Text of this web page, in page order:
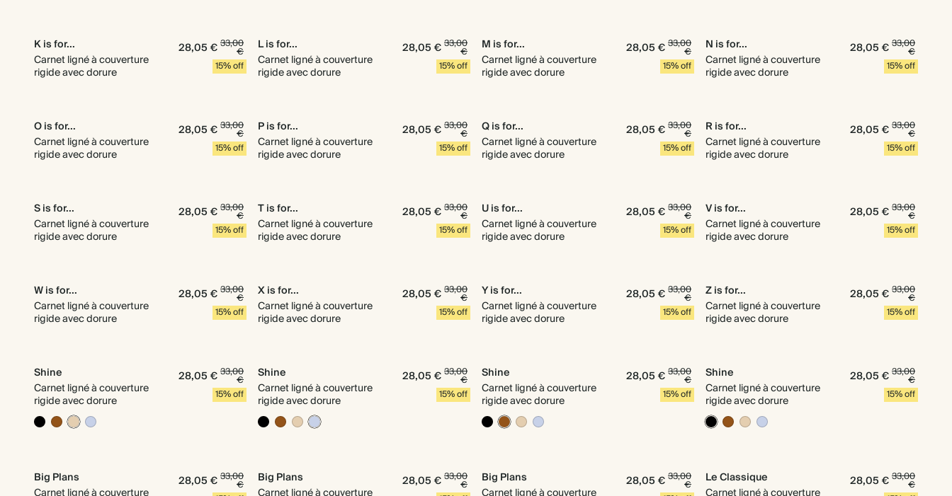
K is for...
Carnet ligné à couverture
rigide avec dorure
28,05 €33,00
€
15% off
L is for...
Carnet ligné à couverture
rigide avec dorure
28,05 €33,00
€
15% off
M is for...
Carnet ligné à couverture
rigide avec dorure
28,05 €33,00
€
15% off
N is for...
Carnet ligné à couverture
rigide avec dorure
28,05 €33,00
€
15% off
O is for...
Carnet ligné à couverture
rigide avec dorure
28,05 €33,00
€
15% off
P is for...
Carnet ligné à couverture
rigide avec dorure
28,05 €33,00
€
15% off
Q is for...
Carnet ligné à couverture
rigide avec dorure
28,05 €33,00
€
15% off
R is for...
Carnet ligné à couverture
rigide avec dorure
28,05 €33,00
€
15% off
S is for...
Carnet ligné à couverture
rigide avec dorure
28,05 €33,00
€
15% off
T is for...
Carnet ligné à couverture
rigide avec dorure
28,05 €33,00
€
15% off
U is for...
Carnet ligné à couverture
rigide avec dorure
28,05 €33,00
€
15% off
V is for...
Carnet ligné à couverture
rigide avec dorure
28,05 €33,00
€
15% off
W is for...
Carnet ligné à couverture
rigide avec dorure
28,05 €33,00
€
15% off
X is for...
Carnet ligné à couverture
rigide avec dorure
28,05 €33,00
€
15% off
Y is for...
Carnet ligné à couverture
rigide avec dorure
28,05 €33,00
€
15% off
Z is for...
Carnet ligné à couverture
rigide avec dorure
28,05 €33,00
€
15% off
Shine
Carnet ligné à couverture
rigide avec dorure
28,05 €33,00
€
15% off
Shine
Carnet ligné à couverture
rigide avec dorure
28,05 €33,00
€
15% off
Shine
Carnet ligné à couverture
rigide avec dorure
28,05 €33,00
€
15% off
Shine
Carnet ligné à couverture
rigide avec dorure
28,05 €33,00
€
15% off
Big Plans
28,05 €33,00
€
Big Plans
28,05 €33,00
€
Big Plans
28,05 €33,00
€
Le Classique
28,05 €33,00
€